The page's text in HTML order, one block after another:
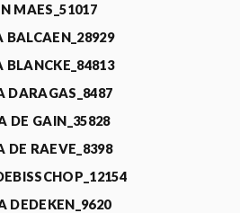
MAES_51017
BALCAEN_28929
BLANCKE_84813
DARAGAS_8487
DE GAIN_35828
DE RAEVE_8398
DEDEKEN_9620